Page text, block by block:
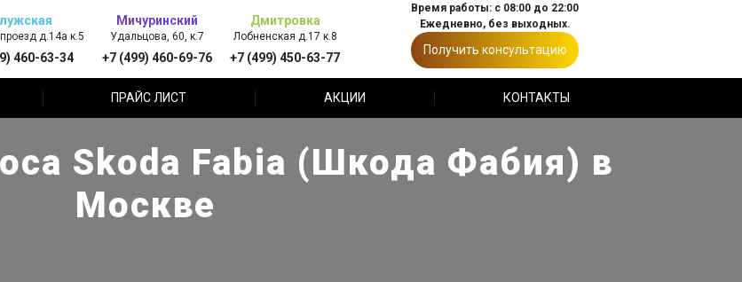
д.14а к.5
460-63-34
Мичуринский
Удальцова, 60, к.7
+7 (499) 460-69-76
Дмитровка
Лобненская д.17 к.8
+7 (499) 450-63-77
Время работы: с 08:00 до 22:00
Ежедневно, без выходных.
Получить консультацию
ПРАЙС ЛИСТ АКЦИИ КОНТАКТЫ
Skoda Fabia (Шкода Фабия) в
Москве